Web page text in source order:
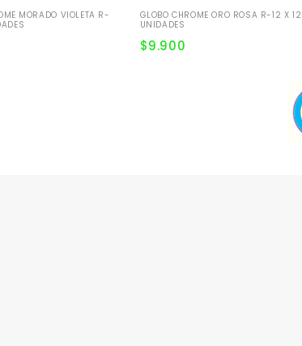
MORADO VIOLETA R-
GLOBO CHROME ORO ROSA R-12 X 12
UNIDADES
$9.900